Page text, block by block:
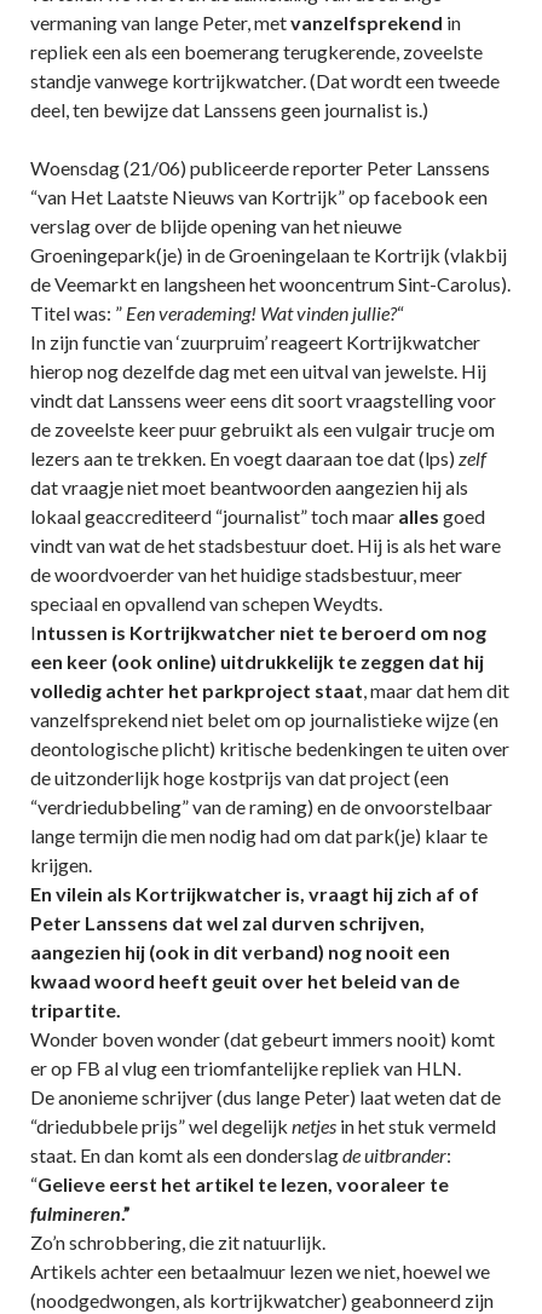
vermaning van lange Peter, metvanzelfsprekend in
repliek een als een boemerang terugkerende, zoveelste
standje vanwege kortrijkwatcher. (Dat wordt een tweede
deel, ten bewijze dat Lanssens geen journalist is.)
Woensdag (21/06) publiceerde reporter Peter Lanssens
“van Het Laatste Nieuws van Kortrijk” op facebook een
verslag over de blijde opening van het nieuwe
Groeningepark(je) in de Groeningelaan te Kortrijk (vlakbij
de Veemarkt en langsheen het wooncentrum Sint-Carolus).
Titel was: ” Een verademing! Wat vinden jullie?“
In zijn functie van ‘zuurpruim’ reageert Kortrijkwatcher
hierop nog dezelfde dag met een uitval van jewelste. Hij
vindt dat Lanssens weer eens dit soort vraagstelling voor
de zoveelste keer puur gebruikt als een vulgair trucje om
lezers aan te trekken. En voegt daaraan toe dat (lps) zelf
dat vraagje niet moet beantwoorden aangezien hij als
lokaal geaccrediteerd “journalist” toch maar alles goed
vindt van wat de het stadsbestuur doet. Hij is als het ware
de woordvoerder van het huidige stadsbestuur, meer
speciaal en opvallend van schepen Weydts.
Intussen is Kortrijkwatcher niet te beroerd om nog
een keer (ook online) uitdrukkelijk te zeggen dat hij
volledig achter het parkproject staat, maar dat hem dit
vanzelfsprekend niet belet om op journalistieke wijze (en
deontologische plicht) kritische bedenkingen te uiten over
de uitzonderlijk hoge kostprijs van dat project (een
“verdriedubbeling” van de raming) en de onvoorstelbaar
lange termijn die men nodig had om dat park(je) klaar te
krijgen.
En vilein als Kortrijkwatcher is, vraagt hij zich af of
Peter Lanssens dat wel zal durven schrijven,
aangezien hij (ook in dit verband) nog nooit een
kwaad woord heeft geuit over het beleid van de
tripartite.
Wonder boven wonder (dat gebeurt immers nooit) komt
er op FB al vlug een triomfantelijke repliek van HLN.
De anonieme schrijver (dus lange Peter) laat weten dat de
“driedubbele prijs” wel degelijk netjes in het stuk vermeld
staat. En dan komt als een donderslagde uitbrander:
“Gelieve eerst het artikel te lezen, vooraleer te
fulmineren.”
Zo’n schrobbering, die zit natuurlijk.
Artikels achter een betaalmuur lezen we niet, hoewel we
(noodgedwongen, als kortrijkwatcher) geabonneerd zijn